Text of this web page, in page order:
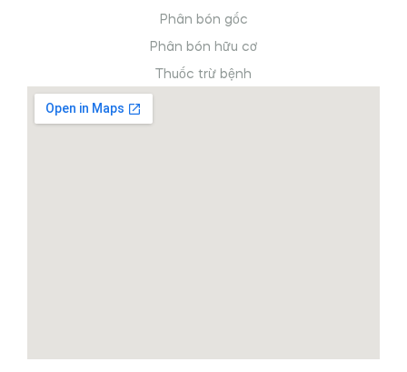
Phân bón gốc
Phân bón hữu cơ
Thuốc trừ bệnh